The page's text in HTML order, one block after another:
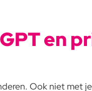
en
Ook niet met